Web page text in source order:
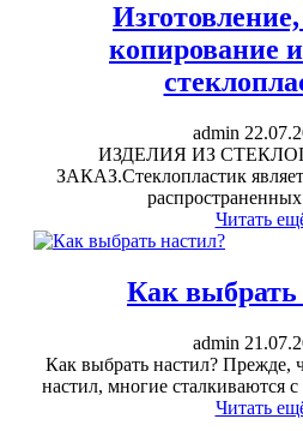
копирование
admin
ИЗДЕЛИЯ ИЗ
ЗАКАЗ.Стеклопластик
Читать
Как выбрать
admin
Как выбрать настил? Прежде,
настил, многие сталкиваются
Читать